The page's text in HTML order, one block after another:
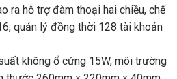
ra hỗ trợ đàm thoại hai chiều, chế
quản lý đồng thời 128 tài khoản
không ổ cứng 15W, môi trường